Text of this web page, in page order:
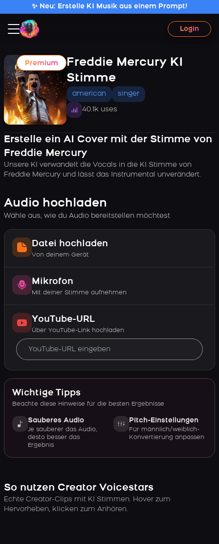
✨ Neu: Erstelle KI Musik aus einem Prompt!
Login
Premium
Freddie Mercury KI
Stimme
american singer
40.1k uses
Erstelle ein AI Cover mit der Stimme von
Freddie Mercury
Unsere KI verwandelt die Vocals in die KI Stimme von
Freddie Mercury und lässt das Instrumental unverändert.
Audio hochladen
Wähle aus, wie du Audio bereitstellen möchtest
Datei hochladen
Von deinem Gerät
Mikrofon
Mit deiner Stimme aufnehmen
YouTube-URL
Über YouTube-Link hochladen
Wichtige Tipps
Beachte diese Hinweise für die besten Ergebnisse
Sauberes Audio
Je sauberer das Audio,
desto besser das
Ergebnis
Pitch-Einstellungen
Für männlich/weiblich-
Konvertierung anpassen
So nutzen Creator Voicestars
Echte Creator-Clips mit KI Stimmen. Hover zum
Hervorheben, klicken zum Anhören.